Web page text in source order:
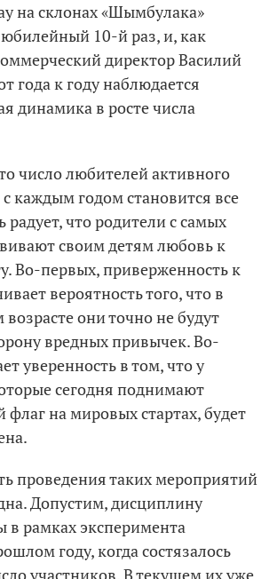
на склонах «Шымбулака»
10-й раз, и, как
директор Василий
года к году наблюдается
динамика в росте числа
число любителей активного
каждым годом становится все
что родители с самых
своим детям любовь к
Во-первых, приверженность к
вероятность того, что в
они точно не будут
вредных привычек. Во-
уверенность в том, что у
сегодня поднимают
флаг на мировых стартах, будет
проведения таких мероприятий
Допустим, дисциплину
в рамках эксперимента
году, когда состязалось
участников. В текущем их уже